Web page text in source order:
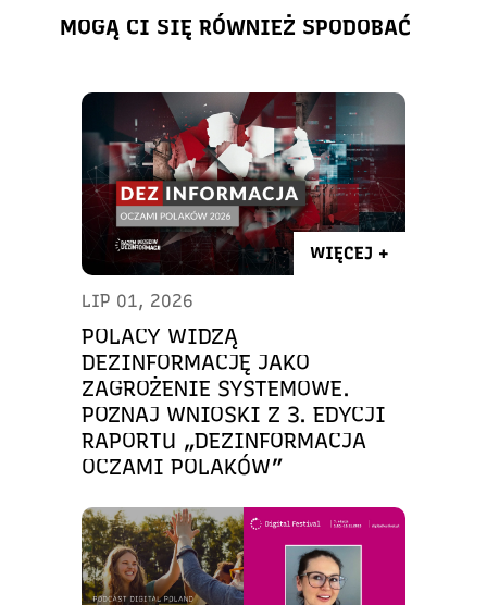
MOGĄ CI SIĘ RÓWNIEŻ SPODOBAĆ
WIĘCEJ +
LIP 01, 2026
POLACY WIDZĄ
DEZINFORMACJĘ JAKO
ZAGROŻENIE SYSTEMOWE.
POZNAJ WNIOSKI Z 3. EDYCJI
RAPORTU „DEZINFORMACJA
OCZAMI POLAKÓW”